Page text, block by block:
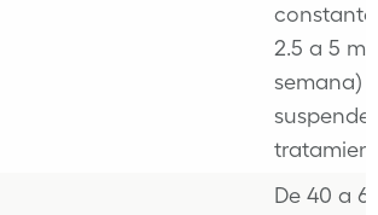
2.5 a 5
semana)
De 40 a